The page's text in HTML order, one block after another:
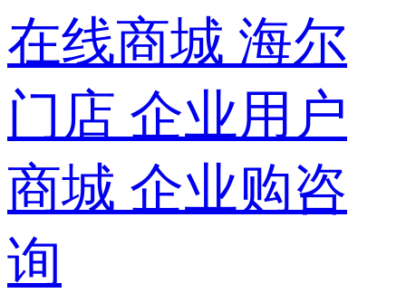
在线商城 海尔
门店 企业用户
商城 企业购咨
询